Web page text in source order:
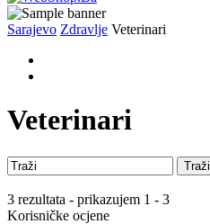
Sarajevo Zdravlje Veterinari
Veterinari
Traži
3 rezultata - prikazujem 1 - 3
Korisničke ocjene